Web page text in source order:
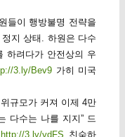
들이 행방불명 전략을
지 상태. 하원은 다수
하려다가 안전상의 우
3.ly/Bev9 가히 미국
규모가 커져 이제 4만
다수는 나를 지지” 드
http://3.ly/ydFS 친숙하